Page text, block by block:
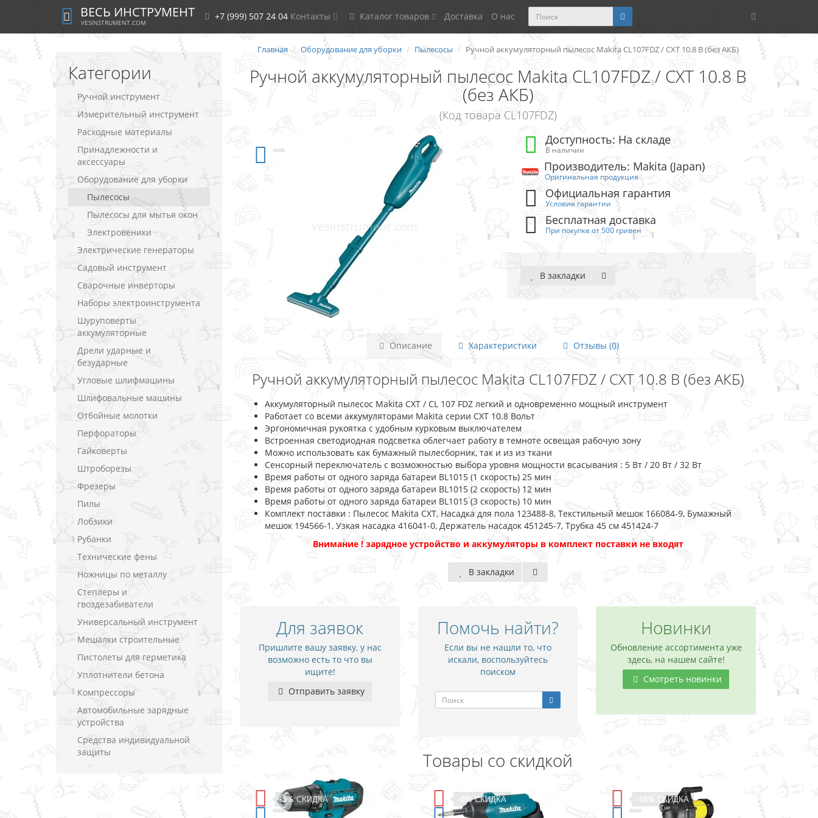
ВЕСЬ ИНСТРУМЕНТ
VESINSTRUMENT.COM
+7 (999) 507 24 04 Контакты Каталог товаров Доставка О нас
Категории
Ручной инструмент
Измерительный инструмент
Расходные материалы
Принадлежности и
аксессуары
Оборудование для уборки
Пылесосы
Пылесосы для мытья окон
Электровеники
Электрические генераторы
Садовый инструмент
Сварочные инверторы
Наборы электроинструмента
Шуруповерты
аккумуляторные
Дрели ударные и
безударные
Угловые шлифмашины
Шлифовальные машины
Отбойные молотки
Перфораторы
Гайковерты
Штроборезы
Фрезеры
Пилы
Лобзики
Рубанки
Технические фены
Ножницы по металлу
Степлеры и
гвоздезабиватели
Универсальный инструмент
Мешалки строительные
Пистолеты для герметика
Уплотнители бетона
Компрессоры
Автомобильные зарядные
устройства
Средства индивидуальной
защиты
Главная Оборудование для уборки Пылесосы Ручной аккумуляторный пылесос Makita CL107FDZ / CXT 10.8 В (без АКБ)
Ручной аккумуляторный пылесос Makita CL107FDZ / CXT 10.8 В
(без АКБ)
(Код товара CL107FDZ)
Доступность: На складе
В наличии
Производитель: Makita (Japan)
Оригинальная продукция
Официальная гарантия
Условия гарантии
Бесплатная доставка
При покупке от 500 гривен
В закладки
Описание Характеристики Отзывы (0)
Ручной аккумуляторный пылесос Makita CL107FDZ / CXT 10.8 В (без АКБ)
Аккумуляторный пылесос Makita CXT / CL 107 FDZ легкий и одновременно мощный инструмент
Работает со всеми аккумуляторами Makita серии CXT 10.8 Вольт
Эргономичная рукоятка с удобным курковым выключателем
Встроенная светодиодная подсветка облегчает работу в темноте освещая рабочую зону
Можно использовать как бумажный пылесборник, так и из из ткани
Сенсорный переключатель с возможностью выбора уровня мощности всасывания : 5 Вт / 20 Вт / 32 Вт
Время работы от одного заряда батареи BL1015 (1 скорость) 25 мин
Время работы от одного заряда батареи BL1015 (2 скорость) 12 мин
Время работы от одного заряда батареи BL1015 (3 скорость) 10 мин
Комплект поставки : Пылесос Makita CXT, Насадка для пола 123488-8, Текстильный мешок 166084-9, Бумажный
мешок 194566-1, Узкая насадка 416041-0, Держатель насадок 451245-7, Трубка 45 см 451424-7
Внимание ! зарядное устройство и аккумуляторы в комплект поставки не входят
В закладки
Для заявок
Пришлите вашу заявку, у нас
возможно есть то что вы
ищите!
Отправить заявку
Помочь найти?
Если вы не нашли то, что
искали, воспользуйтесь
поиском
Новинки
Обновление ассортимента уже
здесь, на нашем сайте!
Смотреть новинки
Товары со скидкой
СКИДКА СКИДКА -5% СКИДКА СКИДКА